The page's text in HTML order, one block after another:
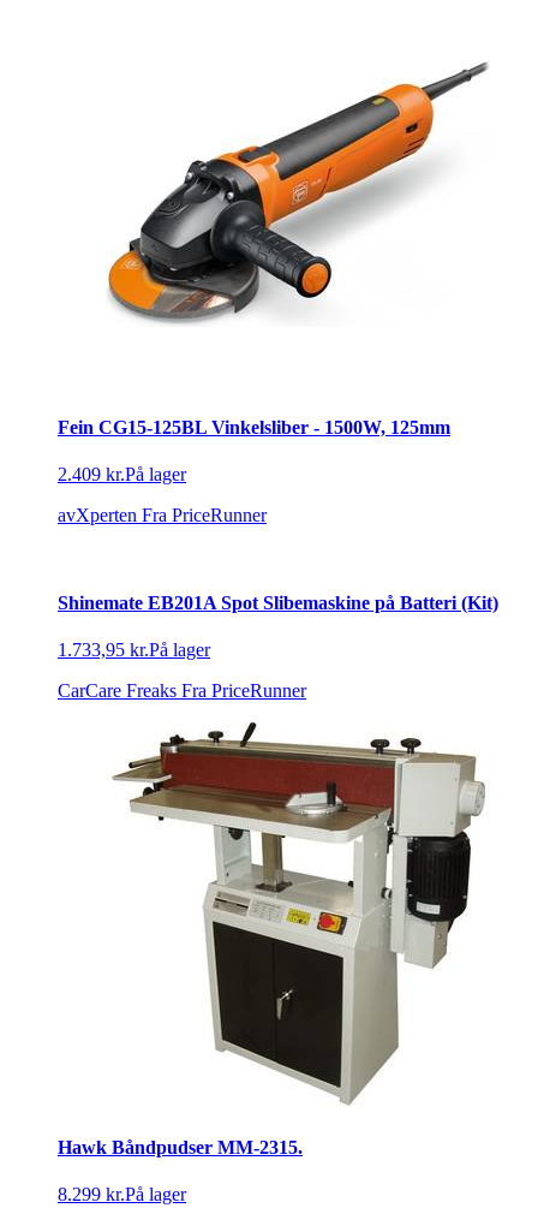
Fein CG15-125BL Vinkelsliber - 1500W, 125mm
2.409 kr.På lager
avXperten Fra PriceRunner
Shinemate EB201A Spot Slibemaskine på Batteri (Kit)
Fra PriceRunner